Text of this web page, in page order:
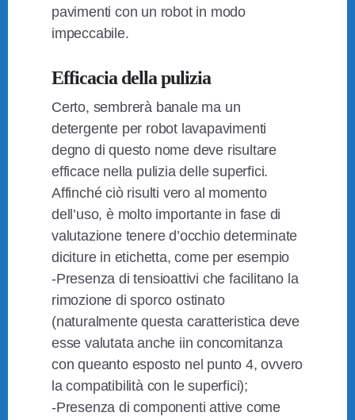
pavimenti con un robot in modo
impeccabile.
Efficacia della pulizia
Certo, sembrerà banale ma un
detergente per robot lavapavimenti
degno di questo nome deve risultare
efficace nella pulizia delle superfici.
Affinché ciò risulti vero al momento
dell’uso, è molto importante in fase di
valutazione tenere d’occhio determinate
diciture in etichetta, come per esempio
-Presenza di tensioattivi che facilitano la
rimozione di sporco ostinato
(naturalmente questa caratteristica deve
esse valutata anche iin concomitanza
con queanto esposto nel punto 4, ovvero
la compatibilità con le superfici);
-Presenza di componenti attive come